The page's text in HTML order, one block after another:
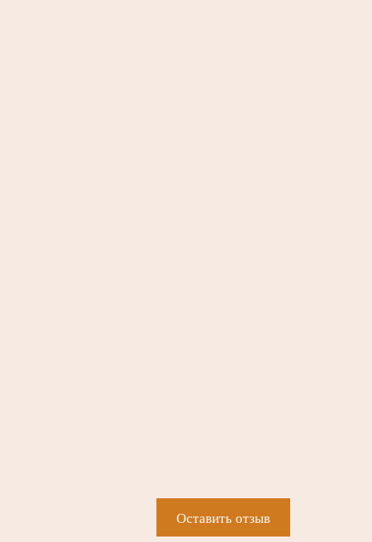
Оставить отзыв